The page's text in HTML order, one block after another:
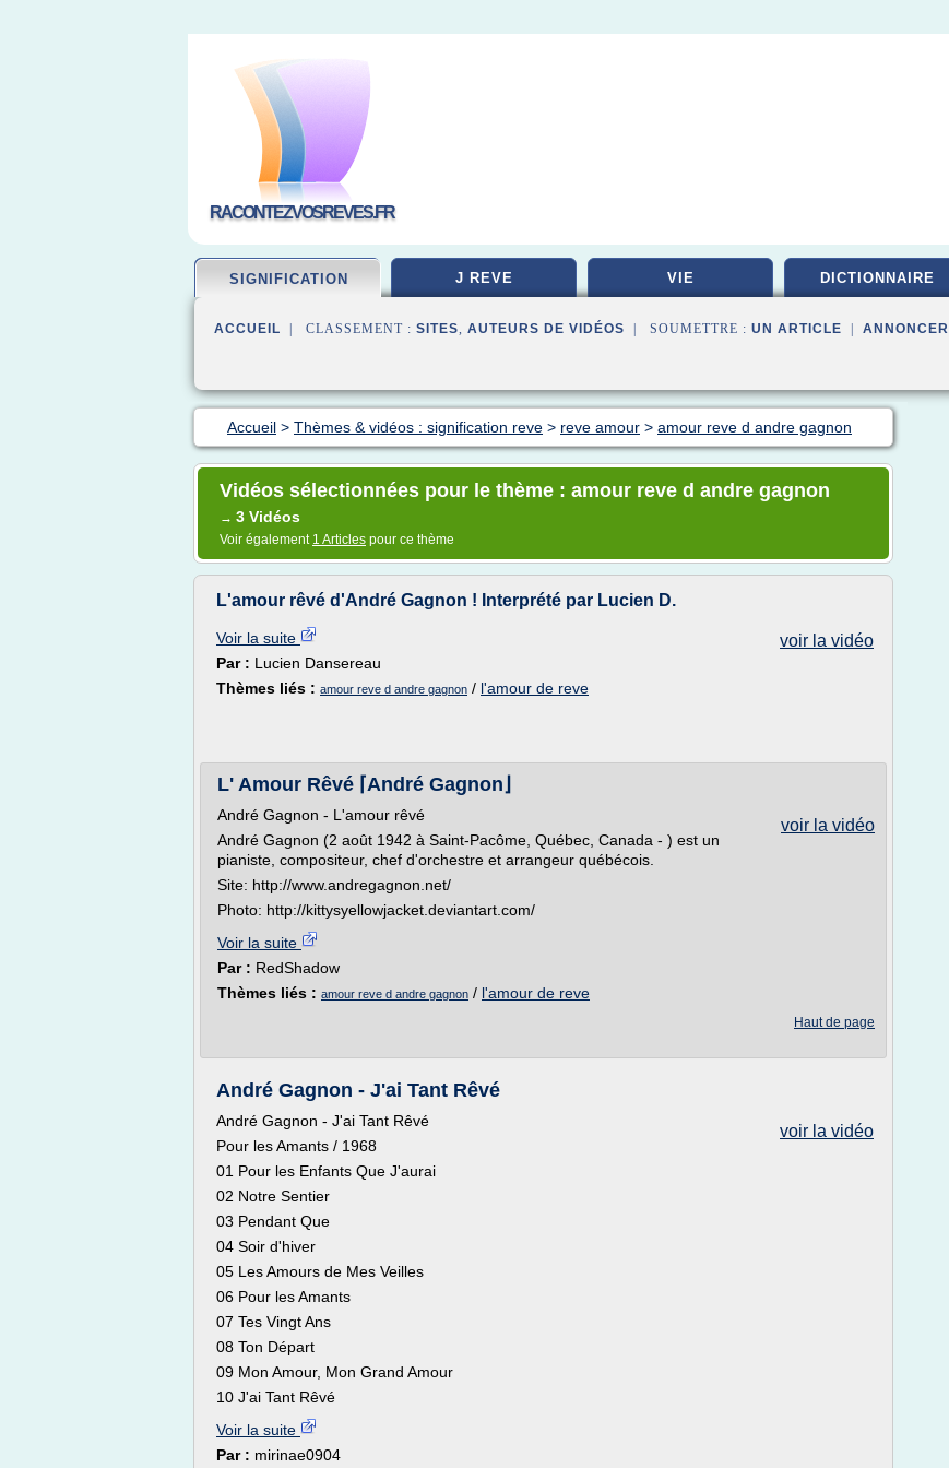
RACONTEZVOSREVES.FR
SIGNIFICATION J REVE VIE DICTIONNAIRE
ACCUEIL | CLASSEMENT : SITES, AUTEURS DE VIDÉOS | SOUMETTRE : UN ARTICLE ANNONCER
Accueil > Thèmes & vidéos : signification reve > reve amour > amour reve d andre gagnon
Vidéos sélectionnées pour le thème : amour reve d andre gagnon
→ 3 Vidéos
Voir également 1 Articles pour ce thème
L'amour rêvé d'André Gagnon ! Interprété par Lucien D.
voir la vidéo
Voir la suite
Par : Lucien Dansereau
Thèmes liés : amour reve d andre gagnon / l'amour de reve
L' Amour Rêvé ⌈André Gagnon⌋
voir la vidéo
André Gagnon - L'amour rêvé
André Gagnon (2 août 1942 à Saint-Pacôme, Québec, Canada - ) est un
pianiste, compositeur, chef d'orchestre et arrangeur québécois.
Site: http://www.andregagnon.net/
Photo: http://kittysyellowjacket.deviantart.com/
Voir la suite
Par : RedShadow
Thèmes liés : amour reve d andre gagnon / l'amour de reve
Haut de page
André Gagnon - J'ai Tant Rêvé
voir la vidéo
André Gagnon - J'ai Tant Rêvé
Pour les Amants / 1968
01 Pour les Enfants Que J'aurai
02 Notre Sentier
03 Pendant Que
04 Soir d'hiver
05 Les Amours de Mes Veilles
06 Pour les Amants
07 Tes Vingt Ans
08 Ton Départ
09 Mon Amour, Mon Grand Amour
10 J'ai Tant Rêvé
Voir la suite
Par : mirinae0904